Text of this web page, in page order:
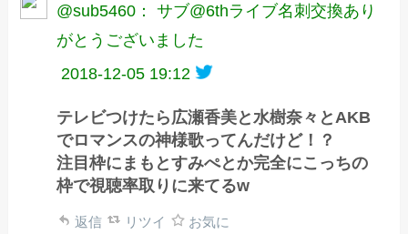
@sub5460： サブ@6thライブ名刺交換あり
がとうございました
2018-12-05 19:12
テレビつけたら広瀬香美と水樹奈々とAKB
でロマンスの神様歌ってんだけど！？
注目枠にまもとすみぺとか完全にこっちの
枠で視聴率取りに来てるw
返信 リツイ お気に